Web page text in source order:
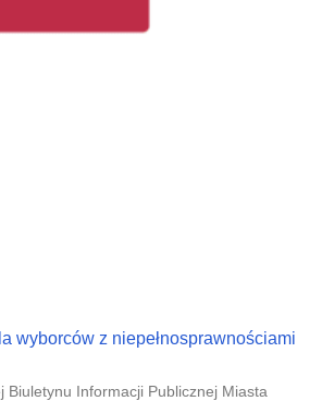
wyborców z niepełnosprawnościami
Biuletynu Informacji Publicznej Miasta